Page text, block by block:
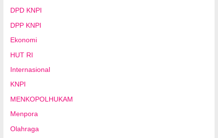
DPD KNPI
DPP KNPI
Ekonomi
HUT RI
Internasional
KNPI
MENKOPOLHUKAM
Menpora
Olahraga